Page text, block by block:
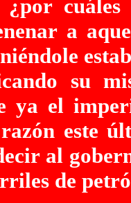
¿por
a
su
ya el
este
al
de